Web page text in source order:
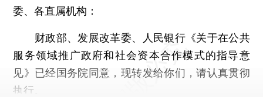
委、各直属机构：
财政部、发展改革委、人民银行《关于在公共
服务领域推广政府和社会资本合作模式的指导意
见》已经国务院同意，现转发给你们，请认真贯彻
执行。